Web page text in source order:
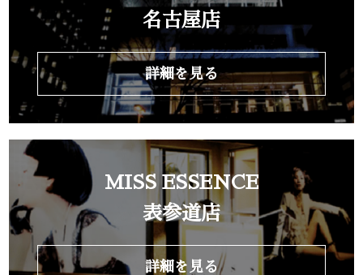
名古屋店
詳細を見る
MISS ESSENCE
表参道店
詳細を見る